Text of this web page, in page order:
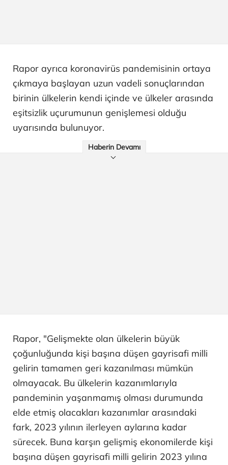
Rapor ayrıca koronavirüs pandemisinin ortaya
çıkmaya başlayan uzun vadeli sonuçlarından
birinin ülkelerin kendi içinde ve ülkeler arasında
eşitsizlik uçurumunun genişlemesi olduğu
uyarısında bulunuyor.
Haberin Devamı
Rapor, "Gelişmekte olan ülkelerin büyük
çoğunluğunda kişi başına düşen gayrisafi milli
gelirin tamamen geri kazanılması mümkün
olmayacak. Bu ülkelerin kazanımlarıyla
pandeminin yaşanmamış olması durumunda
elde etmiş olacakları kazanımlar arasındaki
fark, 2023 yılının ilerleyen aylarına kadar
sürecek. Buna karşın gelişmiş ekonomilerde kişi
başına düşen gayrisafi milli gelirin 2023 yılına